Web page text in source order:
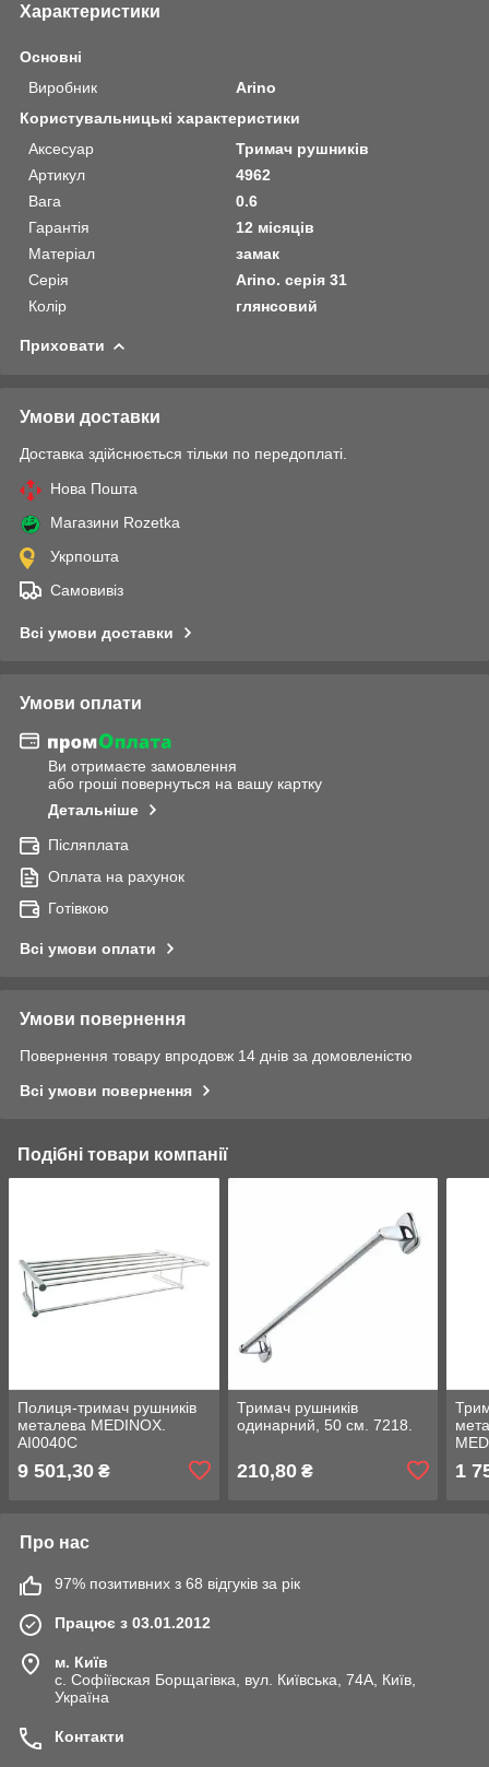
Характеристики
Основні
Виробник
Arino
Користувальницькі характеристики
Аксесуар
Тримач рушників
Артикул
4962
Вага
0.6
Гарантія
12 місяців
Матеріал
замак
Серія
Arino. серія 31
Колір
глянсовий
Приховати
Умови доставки
Доставка здійснюється тільки по передоплаті.
Нова Пошта
Магазини Rozetka
Укрпошта
Самовивіз
Всі умови доставки
Умови оплати
Ви отримаєте замовлення
або гроші повернуться на вашу картку
Детальніше
Післяплата
Оплата на рахунок
Готівкою
Всі умови оплати
Умови повернення
Повернення товару впродовж 14 днів за домовленістю
Всі умови повернення
Подібні товари компанії
Полиця-тримач рушників
металева MEDINOX.
AI0040C
9 501,30 ₴
Тримач рушників
одинарний, 50 см. 7218.
210,80₴ 1
Про нас
97% позитивних з 68 відгуків за рік
Працює з 03.01.2012
м. Київ
с. Софіївская Борщагівка, вул. Київська, 74А, Київ,
Україна
Контакти